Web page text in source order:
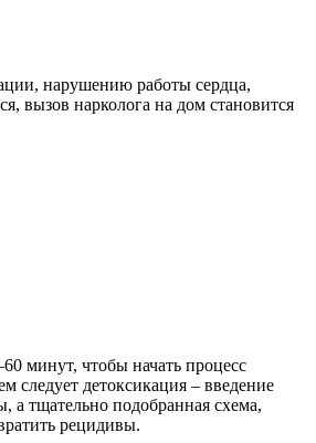
нарушению работы сердца,
вызов нарколога на дом становится
минут, чтобы начать процесс
следует детоксикация – введение
а тщательно подобранная схема,
рецидивы.